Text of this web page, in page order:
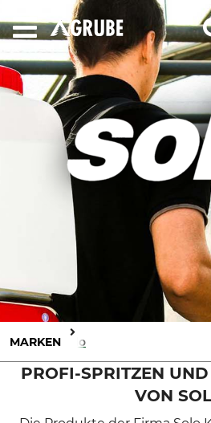
MARKEN Solo
PROFI-SPRITZEN
VON